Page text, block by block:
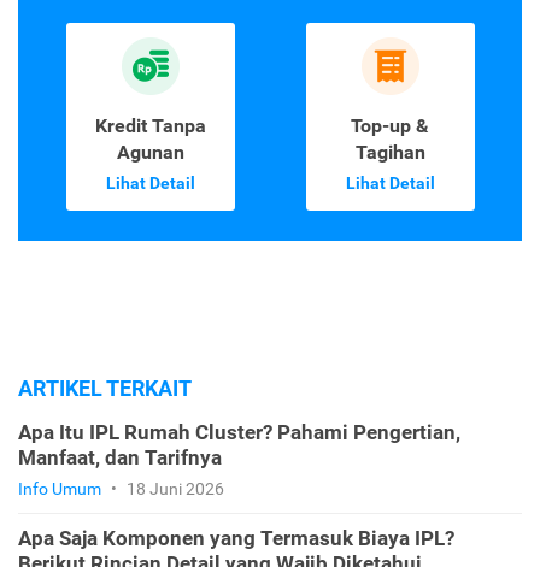
Kredit Tanpa
Agunan
Lihat Detail
Top-up &
Tagihan
Lihat Detail
ARTIKEL TERKAIT
Apa Itu IPL Rumah Cluster? Pahami Pengertian,
Manfaat, dan Tarifnya
Info Umum • 18 Juni 2026
Apa Saja Komponen yang Termasuk Biaya IPL?